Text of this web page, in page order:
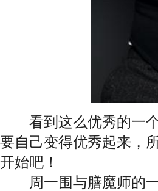
看到这么优秀的一个
要自己变得优秀起来，
开始吧！
周一围与膳魔师的一